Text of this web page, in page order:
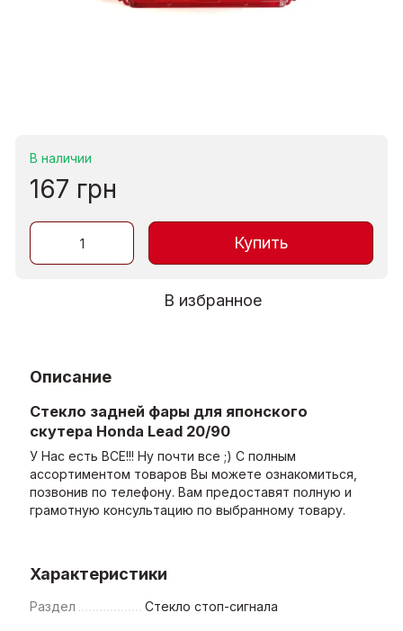
В наличии
167 грн
Купить
В избранное
Описание
Стекло задней фары для японского
скутера Honda Lead 20/90
У Нас есть ВСЕ!!! Ну почти все ;) С полным
ассортиментом товаров Вы можете ознакомиться,
позвонив по телефону. Вам предоставят полную и
грамотную консультацию по выбранному товару.
Характеристики
Раздел Стекло стоп-сигнала